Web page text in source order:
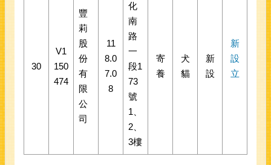
30
V1
150
474
豐
莉
股
份
有
限
公
司
11
8.0
7.0
8
化
南
路
一
段1
73
號
1、
2、
3樓
寄
養
犬
貓
新
設
新
設
立